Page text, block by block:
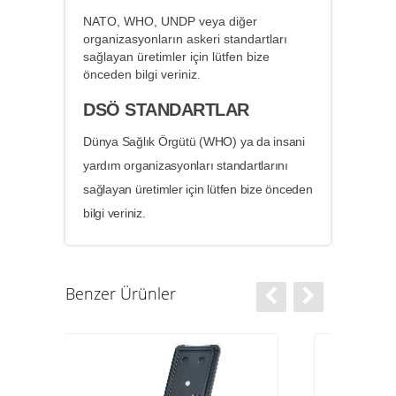
NATO, WHO, UNDP veya diğer
organizasyonların askeri standartları
sağlayan üretimler için lütfen bize
önceden bilgi veriniz.
DSÖ STANDARTLAR
Dünya Sağlık Örgütü (WHO) ya da insani
yardım organizasyonları standartlarını
sağlayan üretimler için lütfen bize önceden
bilgi veriniz.
Benzer Ürünler